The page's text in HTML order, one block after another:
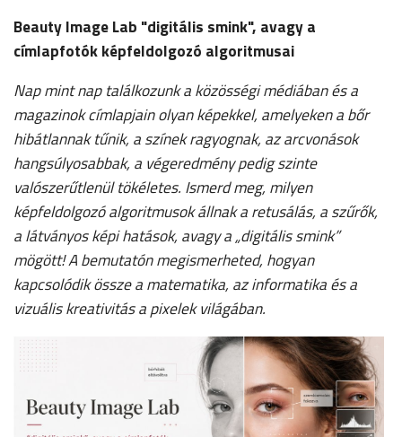
Beauty Image Lab "digitális smink", avagy a
címlapfotók képfeldolgozó algoritmusai
Nap mint nap találkozunk a közösségi médiában és a
magazinok címlapjain olyan képekkel, amelyeken a bőr
hibátlannak tűnik, a színek ragyognak, az arcvonások
hangsúlyosabbak, a végeredmény pedig szinte
valószerűtlenül tökéletes. Ismerd meg, milyen
képfeldolgozó algoritmusok állnak a retusálás, a szűrők,
a látványos képi hatások, avagy a „digitális smink”
mögött! A bemutatón megismerheted, hogyan
kapcsolódik össze a matematika, az informatika és a
vizuális kreativitás a pixelek világában.